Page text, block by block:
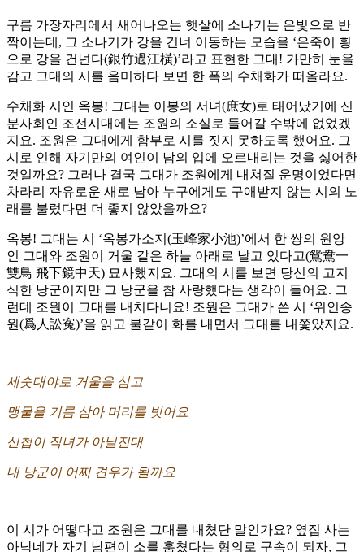
구름 가장자리에서 새어나오는 햇살에 소나기는 은빛으로 반
짝이는데, 그 소나기가 강을 건너 이동하는 모습을 ‘은죽이 횡
으로 강을 건넌다(銀竹過江橫)’라고 표현한 그대! 가만히 눈을
감고 그대의 시를 음미하다 보면 한 폭의 수채화가 떠올라요.
수채화 시인 옥봉! 그대는 이봉의 서녀(庶女)로 태어났기에 신
분사회인 조선시대에는 조원의 소실로 들어갈 수밖에 없었겠
지요. 조원은 그대에게 함부로 시를 짓지 못하도록 했어요. 그
시로 인해 자기만의 여인이 남의 입에 오르내리는 것을 싫어한
것일까요? 그러나 결국 그대가 조원에게 내쳐질 운명이었다면
차라리 자유로운 새로 남아 누구에게도 구애받지 않는 시의 노
래를 불렀다면 더 좋지 않았을까요?
옥봉! 그대는 시 ‘옥봉가소지(玉峰家小池)’에서 한 쌍의 원앙
인 그대와 조원이 거울 같은 하늘 아래로 날고 있다고(鴛鴦一
雙鳥 飛下鏡中天) 묘사했지요. 그대의 시를 보면 당신의 고지
식한 낭군이지만 그 낭군을 참 사랑했다는 생각이 들어요. 그
런데 조원이 그대를 내치다니요! 조원은 그대가 쓴 시 ‘위인송
원(爲人訟寃)’을 읽고 불같이 화를 내면서 그대를 내쫓았지요.
세숫대야로 거울을 삼고
맹물을 기름 삼아 머리를 빗어요
신첩이 직녀가 아닐진대
내 낭군이 어찌 견우가 될까요
이 시가 어떻다고 조원은 그대를 내쳤단 말인가요? 옆집 사는
아낙네가 자기 남편이 소를 훔쳤다는 혐의로 구속이 되자, 그